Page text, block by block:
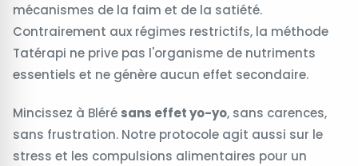
mécanismes de la faim et de la satiété.
Contrairement aux régimes restrictifs, la méthode
Tatérapi ne prive pas l'organisme de nutriments
essentiels et ne génère aucun effet secondaire.
Mincissez à Bléré sans effet yo-yo, sans carences,
sans frustration. Notre protocole agit aussi sur le
stress et les compulsions alimentaires pour un